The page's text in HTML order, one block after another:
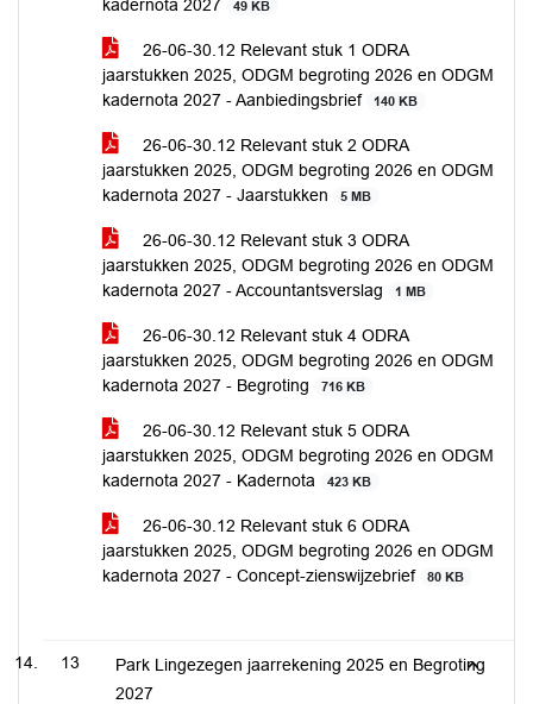
kadernota 2027 49 KB
26-06-30.12 Relevant stuk 1 ODRA
jaarstukken 2025, ODGM begroting 2026 en ODGM
kadernota 2027 - Aanbiedingsbrief
140 KB
26-06-30.12 Relevant stuk 2 ODRA
jaarstukken 2025, ODGM begroting 2026 en ODGM
kadernota 2027 - Jaarstukken
5 MB
26-06-30.12 Relevant stuk 3 ODRA
jaarstukken 2025, ODGM begroting 2026 en ODGM
kadernota 2027 - Accountantsverslag
1 MB
26-06-30.12 Relevant stuk 4 ODRA
jaarstukken 2025, ODGM begroting 2026 en ODGM
kadernota 2027 - Begroting
716 KB
26-06-30.12 Relevant stuk 5 ODRA
jaarstukken 2025, ODGM begroting 2026 en ODGM
kadernota 2027 - Kadernota
423 KB
26-06-30.12 Relevant stuk 6 ODRA
jaarstukken 2025, ODGM begroting 2026 en ODGM
kadernota 2027 - Concept-zienswijzebrief
80 KB
13
Park Lingezegen jaarrekening 2025 en Begroting
2027